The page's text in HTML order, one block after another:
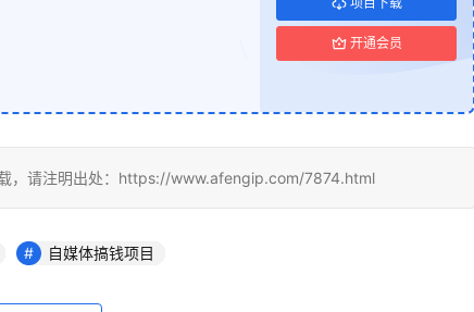
开通会员
，请注明出处：https://www.afengip.com/7874.html
自媒体搞钱项目